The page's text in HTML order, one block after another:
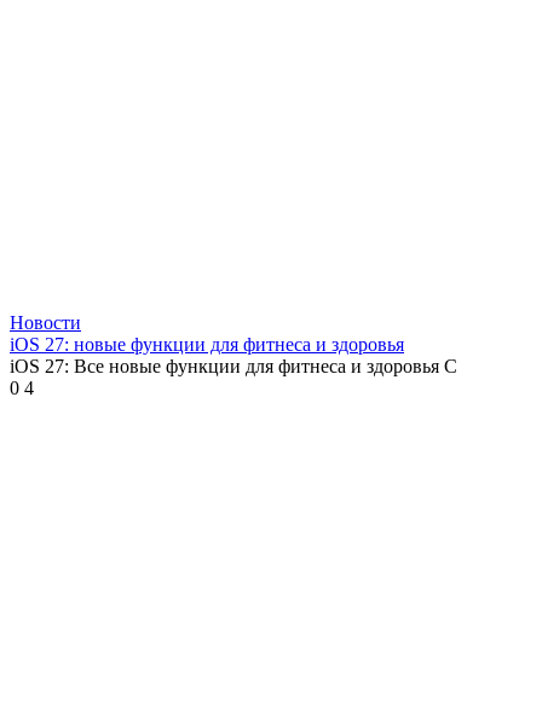
Новости
iOS 27: новые функции для фитнеса и здоровья
iOS 27: Все новые функции для фитнеса и здоровья С
0 4